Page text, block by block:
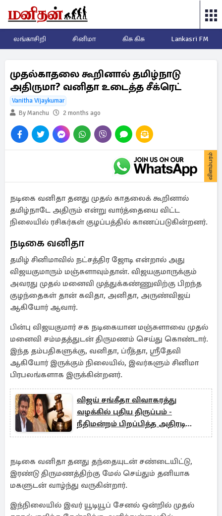
லங்காசிறி சினிமா கிசு கிசு Lankasri FM
முதல்காதலை கூறினால் தமிழ்நாடு
அதிருமா? வனிதா உடைத்த சீக்ரெட்
Vanitha Vijaykumar
By Manchu
2 months ago
விளம்பரம்
நடிகை வனிதா தனது முதல் காதலைக் கூறினால்
தமிழ்நாடே அதிரும் என்று வார்த்தையை விட்ட
நிலையில் ரசிகர்கள் குழப்பத்தில் காணப்படுகின்றனர்.
நடிகை வனிதா
தமிழ் சினிமாவில் நட்சத்திர ஜோடி என்றால் அது
விஜயகுமாரும் மஞ்சுளாவும்தான். விஜயகுமாருக்கும்
அவரது முதல் மனைவி முத்துக்கண்ணுவிற்கு பிறந்த
குழந்தைகள் தான் கவிதா, அனிதா, அருண்விஜய்
ஆகியோர் ஆவார்.
பின்பு விஜயகுமார் சக நடிகையான மஞ்சுளாவை முதல்
மனைவி சம்மதத்துடன் திருமணம் செய்து கொண்டார்.
இந்த தம்பதிகளுக்கு, வனிதா, ப்ரீத்தா, ஸ்ரீதேவி
ஆகியோர் இருக்கும் நிலையில், இவர்களும் சினிமா
பிரபலங்களாக இருக்கின்றனர்.
விஜய் சங்கீதா விவாகரத்து
வழக்கில் புதிய திருப்பம் -
நீதிமன்றம் பிறப்பித்த அதிரடி
உத்தரவு!
நடிகை வனிதா தனது தந்தையுடன் சண்டையிட்டு,
இரண்டு திருமணத்திற்கு மேல் செய்தும் தனியாக
மகளுடன் வாழ்ந்து வருகின்றார்.
இந்நிலையில் இவர் யூடியூப் சேனல் ஒன்றில் முதல்